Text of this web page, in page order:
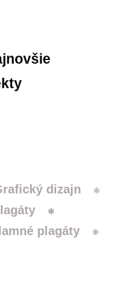
dizajn
plagáty